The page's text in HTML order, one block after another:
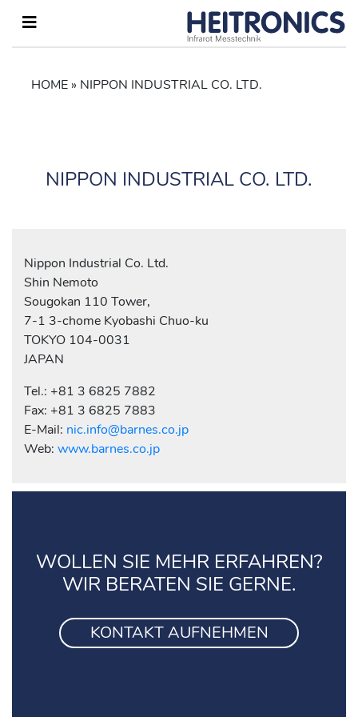
HOME » NIPPON INDUSTRIAL CO. LTD.
NIPPON INDUSTRIAL CO. LTD.
Nippon Industrial Co. Ltd.
Shin Nemoto
Sougokan 110 Tower,
7-1 3-chome Kyobashi Chuo-ku
TOKYO 104-0031
JAPAN
Tel.: +81 3 6825 7882
Fax: +81 3 6825 7883
E-Mail: nic.info@barnes.co.jp
Web: www.barnes.co.jp
WOLLEN SIE MEHR ERFAHREN?
WIR BERATEN SIE GERNE.
KONTAKT AUFNEHMEN